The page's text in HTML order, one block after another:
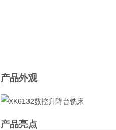
产品外观
产品亮点